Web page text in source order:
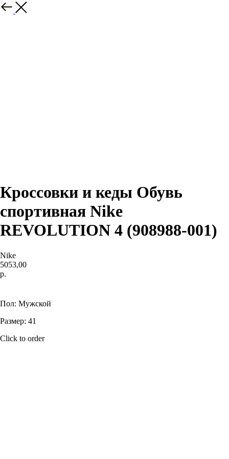
Назад
Кроссовки и кеды Обувь
спортивная Nike
REVOLUTION 4 (908988-001)
Nike
5053,00
р.
Пол: Мужской
Размер: 41
Click to order